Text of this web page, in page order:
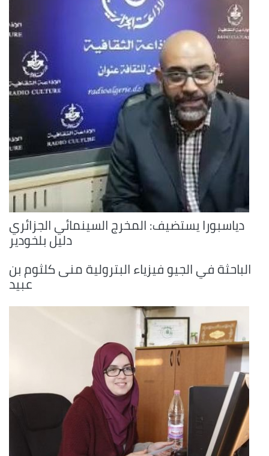
دياسبورا يستضيف: المخرج السينمائي الجزائري
دليل بلخودير
الباحثة في الجيو فيزياء البترولية منى كلثوم بن
عبيد